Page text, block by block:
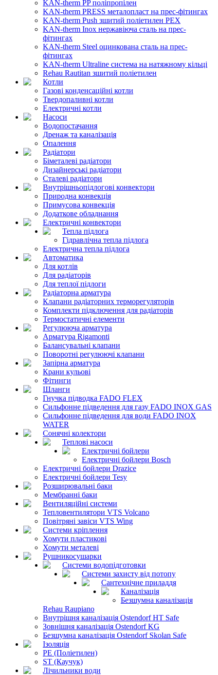
KAN-therm PP поліпропілен
KAN-therm PRESS металопласт на прес-фітингах
KAN-therm Push зшитий поліетилен PEX
KAN-therm Inox нержавіюча сталь на прес-
фітингах
KAN-therm Steel оцинкована сталь на прес-
фітингах
KAN-therm Ultraline система на натяжному кільці
Rehau Rautitan зшитий поліетилен
Котли
Газові конденсаційні котли
Твердопаливні котли
Електричні котли
Насоси
Водопостачання
Дренаж та каналізація
Опалення
Радіатори
Біметалеві радіатори
Дизайнерські радіатори
Сталеві радіатори
Внутрішньопідлогові конвектори
Природна конвекція
Примусова конвекція
Додаткове обладнання
Електричні конвектори
Тепла підлога
Гідравлічна тепла підлога
Електрична тепла підлога
Автоматика
Для котлів
Для радіаторів
Для теплої підлоги
Радіаторна арматура
Клапани радіаторних терморегуляторів
Комплекти підключення для радіаторів
Термостатичні елементи
Регулююча арматура
Арматура Rigamonti
Балансувальні клапани
Поворотні регулюючі клапани
Запірна арматура
Крани кульові
Фітинги
Шланги
Гнучка підводка FADO FLEX
Сильфонне підведення для газу FADO INOX GAS
Сильфонне підведення для води FADO INOX
WATER
Сонячні колектори
Теплові насоси
Електричні бойлери
Електричні бойлери Bosch
Електричні бойлери Drazice
Електричні бойлери Tesy
Розширювальні баки
Мембранні баки
Вентиляційні системи
Тепловентилятори VTS Volcano
Повітряні завіси VTS Wing
Системи кріплення
Хомути пластикові
Хомути металеві
Рушникосушарки
Системи водопідготовки
Системи захисту від потопу
Сантехнічне приладдя
Каналізація
Безшумна каналізація
Rehau Raupiano
Внутрішня каналізація Ostendorf HT Safe
Зовнішня каналізація Ostendorf KG
Безшумна каналізація Ostendorf Skolan Safe
Ізоляція
PE (Поліетилен)
ST (Каучук)
Лічильники води